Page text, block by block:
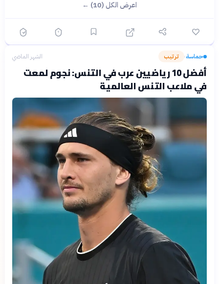
اعرض الكل (10) ←
حماسة› ترتيب الشهر الماضي
أفضل 10 رياضيين عرب في التنس: نجوم لمعت
في ملاعب التنس العالمية